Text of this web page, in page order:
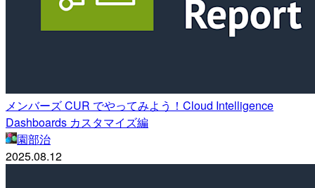
メンバーズ CUR でやってみよう！Cloud Intelligence
Dashboards カスタマイズ編
園部治
2025.08.12